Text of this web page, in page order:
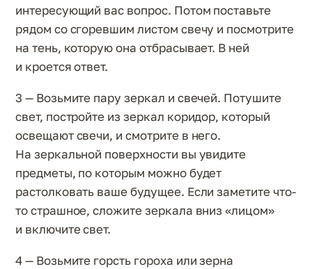
интересующий вас вопрос. Потом поставьте
рядом со сгоревшим листом свечу и посмотрите
на тень, которую она отбрасывает. В ней
и кроется ответ.
3 — Возьмите пару зеркал и свечей. Потушите
свет, постройте из зеркал коридор, который
освещают свечи, и смотрите в него.
На зеркальной поверхности вы увидите
предметы, по которым можно будет
растолковать ваше будущее. Если заметите что-
то страшное, сложите зеркала вниз «лицом»
и включите свет.
4 — Возьмите горсть гороха или зерна